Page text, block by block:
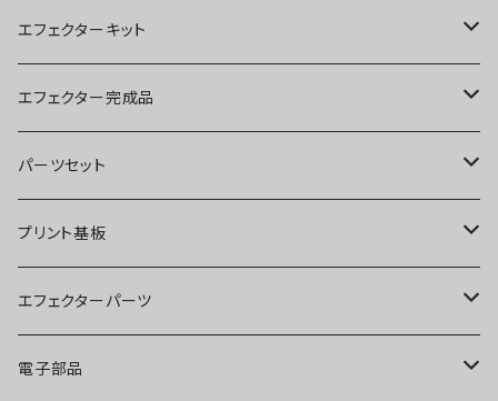
エフェクターキット
ブースター
オーバードライブ
ディストーション
ファズ
プリアンプ
エフェクター完成品
ブースター
オーバードライブ
ディストーション
ファズ
パーツセット
ブースター
オーバードライブ
ディストーション
プリント基板
オーバードライブ
ディストーション
エフェクターパーツ
スイッチ
電子部品